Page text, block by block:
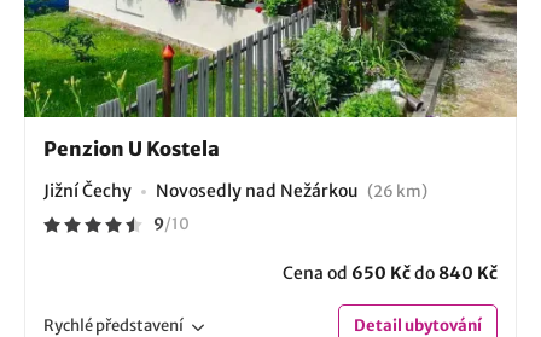
Penzion U Kostela
Jižní Čechy Novosedly nad Nežárkou (26 km)
9/10
Cena od 650 Kčdo 840 Kč
Rychlépředstavení Detailubytování